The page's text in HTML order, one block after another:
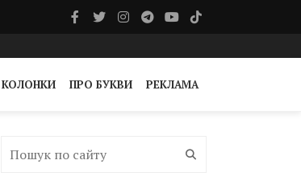
КОЛОНКИ ПРО БУКВИ РЕКЛАМА